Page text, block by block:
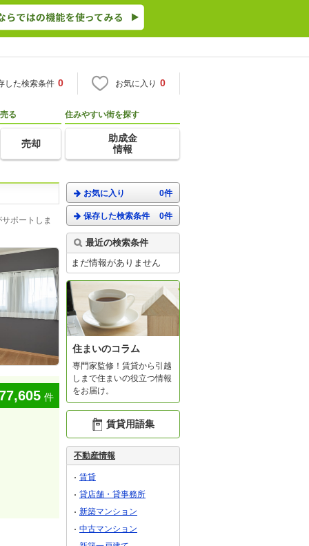
した検索条件 0 お気に入り 0
売る
売却
住みやすい街を探す
助成金
情報
ポートしま
件
お気に入り 0件
保存した検索条件 0件
最近の検索条件
まだ情報がありません
住まいのコラム
専門家監修！賃貸から引越
しまで住まいの役立つ情報
をお届け。
賃貸用語集
不動産情報
賃貸
貸店舗・貸事務所
新築マンション
中古マンション